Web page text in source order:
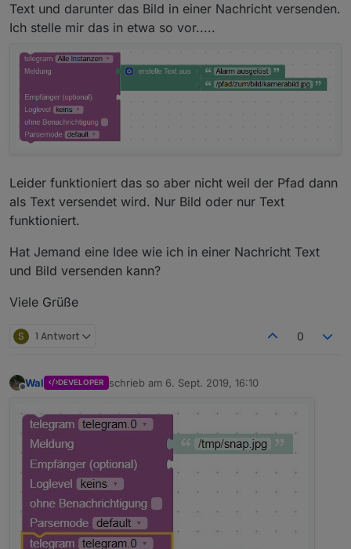
Text und darunter das Bild in einer Nachricht versenden.
Ich stelle mir das in etwa so vor.....
Leider funktioniert das so aber nicht weil der Pfad dann
als Text versendet wird. Nur Bild oder nur Text
funktioniert.
Hat Jemand eine Idee wie ich in einer Nachricht Text
und Bild versenden kann?
Viele Grüße
S 1 Antwort 0
Offline
Wal DEVELOPER schrieb am 6. Sept. 2019, 16:10
zuletzt editiert von